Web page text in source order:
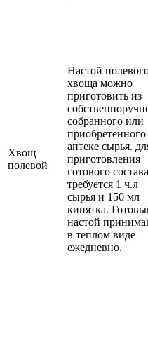
Хвощ
полевой
Настой
хвоща можно
приготовить из
собранного или
приобретенного
аптеке сырья.
приготовления
готового состава
требуется 1 ч.л
сырья и 150 мл
кипятка.
настой
в теплом виде
ежедневно.